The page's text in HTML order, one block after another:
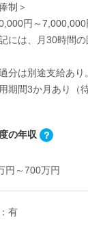
制＞
円～7,000,000
には、月30時間の
は別途支給あり。
期間3か月あり（待
の年収
円～700万円
有